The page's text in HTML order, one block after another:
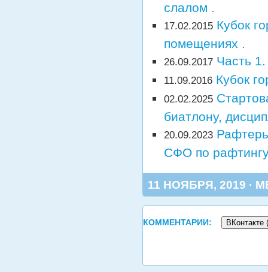
слалом .
17.02.2015 Кубок
помещениях .
26.09.2017 Часть
11.09.2016 Кубок
02.02.2025
биатлону,
20.09.2023
СФО по
11 НОЯБРЯ, 2019 ·
КОММЕНТАРИИ: ВКонтакте (